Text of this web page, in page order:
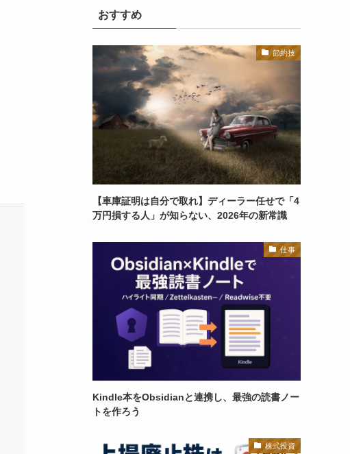
おすすめ
節約技
【車庫証明は自分で取れ】ディーラー任せで「4
万円損する人」が知らない、2026年の新常識
仕事
Kindle本をObsidianと連携し、最強の読書ノー
トを作ろう
株式投資